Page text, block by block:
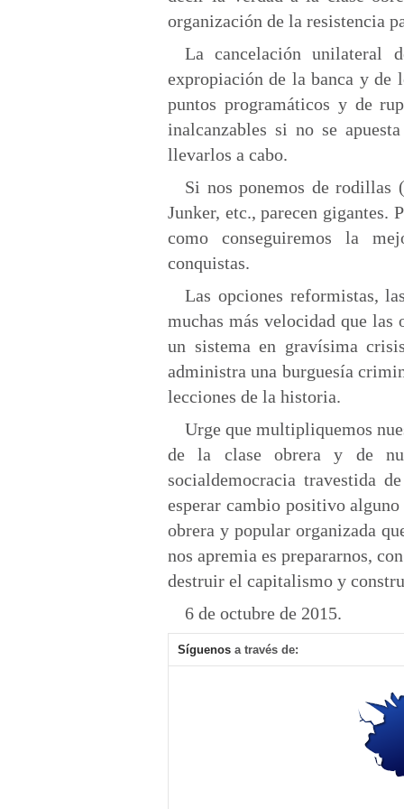
organización de la resistencia
La cancelación
expropiación de la banca y de
puntos programáticos y de
inalcanzables si no se
llevarlos a cabo.
Si nos ponemos de rodillas
Junker, etc., parecen gigantes.
como conseguiremos la
conquistas.
Las opciones reformistas,
muchas más velocidad que las
un sistema en gravísima
administra una burguesía
lecciones de la historia.
Urge que multipliquemos
de la clase obrera y de
socialdemocracia travestida
esperar cambio positivo
obrera y popular organizada
nos apremia es prepararnos,
destruir el capitalismo y
6 de octubre de 2015.
Síguenos a través de: